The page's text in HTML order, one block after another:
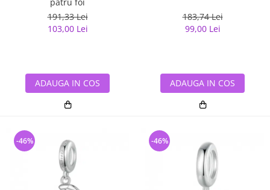
patru foi
191,33 Lei
103,00 Lei
ADAUGA IN COS
183,74 Lei
99,00 Lei
ADAUGA IN COS
-46% -46%